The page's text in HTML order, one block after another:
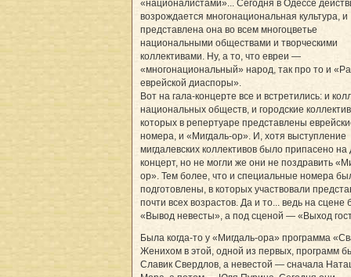
«националистами»... Сегодня в Одессе
возрождается многонациональная культура, и
представлена она во всем многоцветье
национальными обществами и творческими
коллективами. Ну, а то, что евреи —
«многонациональный» народ, так про то и
еврейской диаспоры».
Вот на гала-концерте все и встретились: и
национальных обществ, и городские
которых в репертуаре представлены
номера, и «Мигдаль-ор». И, хотя выступление
мигдалевских коллективов было припасено на
концерт, но не могли же они не поздравить
ор». Тем более, что и специальные номера
подготовлены, в которых участвовали
почти всех возрастов. Да и то... ведь на сцене
«Вывод невесты», а под сценой — «Выход
Была когда-то у «Мигдаль-ора» программа
Женихом в этой, одной из первых, программ
Славик Свердлов, а невестой — сначала